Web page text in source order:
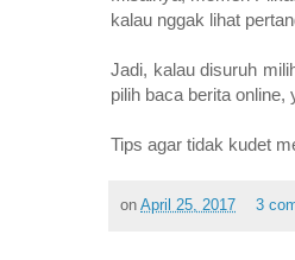
kalau nggak lihat
Jadi, kalau disuruh
pilih baca berita
Tips agar tidak kudet
on April 25, 2017 3